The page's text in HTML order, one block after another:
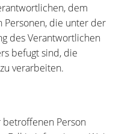
dem
die unter der
des Verantwortlichen
befugt sind, die
verarbeiten.
Person